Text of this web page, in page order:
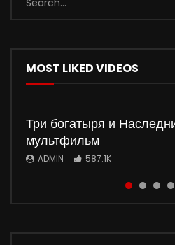
MOST LIKED VIDEOS
Три богатыря и
мультфильм
ADMIN 587.1K